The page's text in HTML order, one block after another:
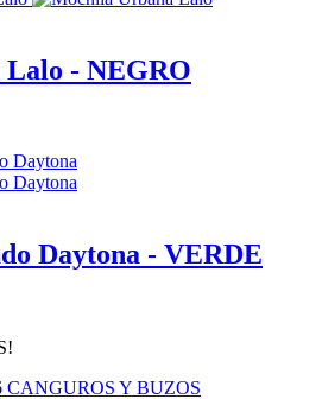
- NEGRO
Daytona - VERDE